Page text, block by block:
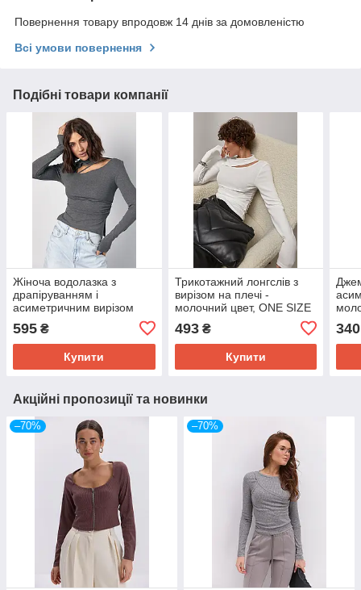
Повернення товару впродовж 14 днів за домовленістю
Всі умови повернення
Подібні товари компанії
Жіноча водолазка з
драпіруванням і
асиметричним вирізом
спереду - сірий цвет, ONE
SIZE (є розміри)
595 ₴
Купити
Трикотажний лонгслів з
вирізом на плечі -
молочний цвет, ONE SIZE
493₴
Купити
340
Акційні пропозиції та новинки
–70% –70%